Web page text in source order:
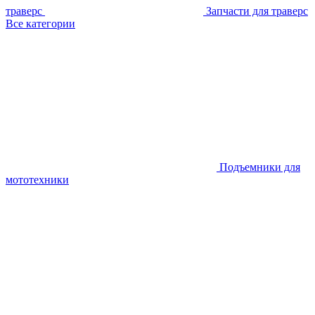
траверс
Запчасти для траверс
Все категории
Подъемники для
мототехники